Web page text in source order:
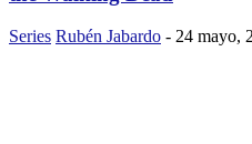
Series Rubén Jabardo - 24 mayo,